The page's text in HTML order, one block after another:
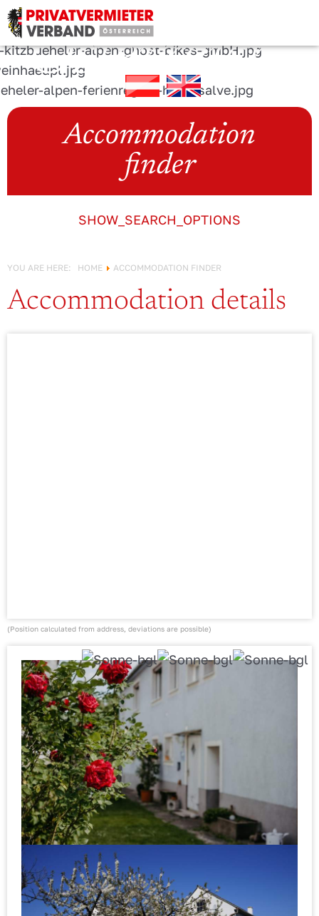
URLAUB IN
Österreich!
Accommodation
finder
SHOW_SEARCH_OPTIONS
YOU ARE HERE: HOME ACCOMMODATION FINDER
Accommodation details
(Position calculated from address, deviations are possible)